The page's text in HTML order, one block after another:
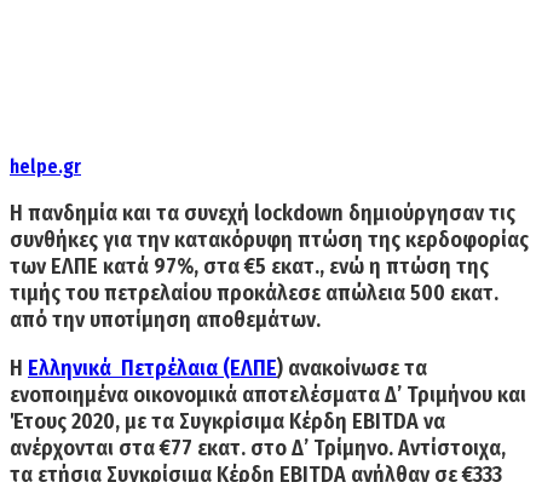
helpe.gr
Η πανδημία και τα συνεχή lockdown δημιούργησαν τις
συνθήκες για την κατακόρυφη πτώση της κερδοφορίας
των ΕΛΠΕ κατά 97%, στα €5 εκατ., ενώ η πτώση της
τιμής του πετρελαίου προκάλεσε απώλεια 500 εκατ.
από την υποτίμηση αποθεμάτων.
Η Ελληνικά Πετρέλαια (ΕΛΠΕ) ανακοίνωσε τα
ενοποιημένα οικονομικά αποτελέσματα Δ’ Τριμήνου και
Έτους 2020, με τα Συγκρίσιμα Κέρδη EBITDA να
ανέρχονται στα €77 εκατ. στο Δ’ Τρίμηνο. Αντίστοιχα,
τα ετήσια Συγκρίσιμα Κέρδη EBITDA ανήλθαν σε €333